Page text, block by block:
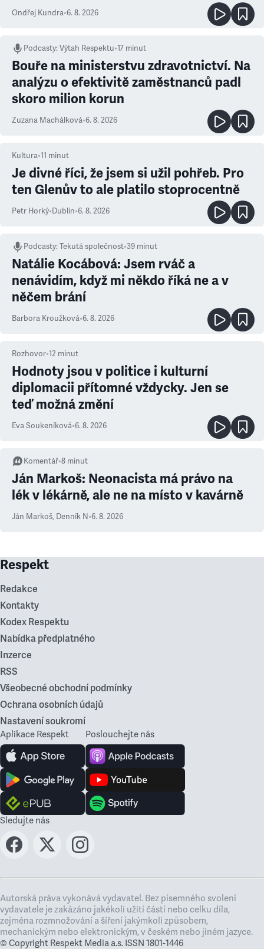
Ondřej Kundra•6. 8. 2026
Podcasty:Výtah Respektu•17 minut
Bouře na ministerstvu zdravotnictví. Na
analýzu o efektivitě zaměstnanců padl
skoro milion korun
Zuzana Machálková•6. 8. 2026
Kultura•11 minut
Je divné říci, že jsem si užil pohřeb. Pro
ten Glenův to ale platilo stoprocentně
Petr Horký•Dublin•6. 8. 2026
Podcasty:Tekutá společnost•39 minut
Natálie Kocábová: Jsem rváč a
nenávidím, když mi někdo říká ne a v
něčem brání
Barbora Kroužková•6. 8. 2026
Rozhovor•12 minut
Hodnoty jsou v politice i kulturní
diplomacii přítomné vždycky. Jen se
teď možná změní
Eva Soukeníková•6. 8. 2026
Komentář•8 minut
Ján Markoš: Neonacista má právo na
lék v lékárně, ale ne na místo v kavárně
Ján Markoš, Denník N•6. 8. 2026
Respekt
Redakce
Kontakty
Kodex Respektu
Nabídka předplatného
Inzerce
RSS
Všeobecné obchodní podmínky
Ochrana osobních údajů
Nastavení soukromí
Aplikace Respekt Poslouchejte nás
Sledujte nás
Autorská práva vykonává vydavatel. Bez písemného svolení
vydavatele je zakázáno jakékoli užití částí nebo celku díla,
zejména rozmnožování a šíření jakýmkoli způsobem,
mechanickým nebo elektronickým, v českém nebo jiném jazyce.
© Copyright Respekt Media a.s. ISSN 1801-1446